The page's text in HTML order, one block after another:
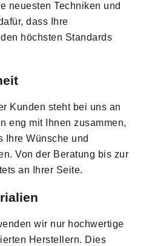
neuesten Techniken und
dass Ihre
höchsten Standards
Kunden steht bei uns an
eng mit Ihnen zusammen,
Ihre Wünsche und
Von der Beratung bis zur
an Ihrer Seite.
wir nur hochwertige
Herstellern. Dies